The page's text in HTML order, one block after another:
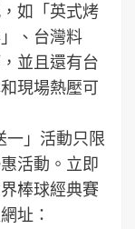
如「英式烤
、台灣料
並且還有台
現場熱壓可
一」活動只限
活動。立即
棒球經典賽
址：